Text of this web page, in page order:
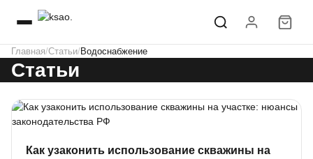
Главная Статьи Водоснабжение
Статьи
Как узаконить использование скважины на